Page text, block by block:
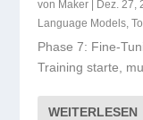
von Maker | Dez. 27,
Language Models ,
Phase 7: Fine-
Training starte,
WEITERLESEN